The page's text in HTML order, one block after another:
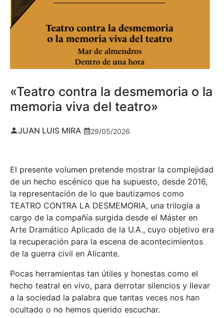
«Teatro contra la desmemoria o la
memoria viva del teatro»
JUAN LUIS MIRA 29/05/2026
El presente volumen pretende mostrar la complejidad
de un hecho escénico que ha supuesto, desde 2016,
la representación de lo que bautizamos como
TEATRO CONTRA LA DESMEMORIA, una trilogía a
cargo de la compañía surgida desde el Máster en
Arte Dramático Aplicado de la U.A., cuyo objetivo era
la recuperación para la escena de acontecimientos
de la guerra civil en Alicante.
Pocas herramientas tan útiles y honestas como el
hecho teatral en vivo, para derrotar silencios y llevar
a la sociedad la palabra que tantas veces nos han
ocultado o no hemos querido escuchar.